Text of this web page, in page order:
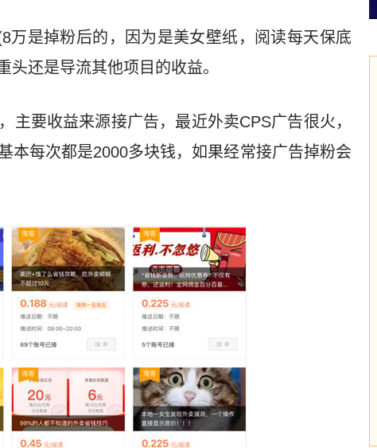
万是掉粉后的，因为是美女壁纸，阅读每天保底
头还是导流其他项目的收益。
主要收益来源接广告，最近外卖CPS广告很火，
本每次都是2000多块钱，如果经常接广告掉粉会